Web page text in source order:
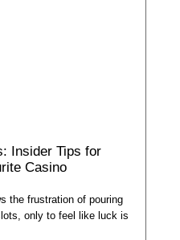
Insider Tips for
Casino
the frustration of pouring
only to feel like luck is